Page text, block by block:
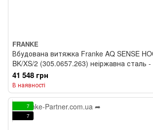
FRANKE
Вбудована витяжка Franke AQ SENSE
BK/XS/2 (305.0657.263) неіржавна сталь
41 548 грн
В наявності
7
7